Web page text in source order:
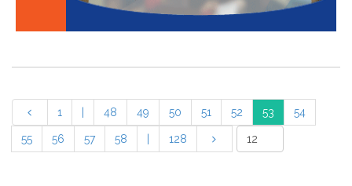
1 48 49 50 51 52 53 54
55 56 57 58 128